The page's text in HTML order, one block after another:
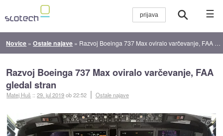
☰
Novice »Ostale najave » Razvoj Boeinga 737 Max oviralo varčevanje, FAA gledal stran
Razvoj Boeinga 737 Max oviralo varčevanje, FAA
gledal stran
Matej Huš ::29. jul 2019ob 22:52 Ostale najave